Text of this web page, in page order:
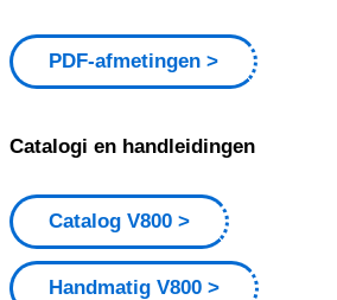
PDF-afmetingen
Catalogi en handleidingen
Catalog V800
Handmatig V800